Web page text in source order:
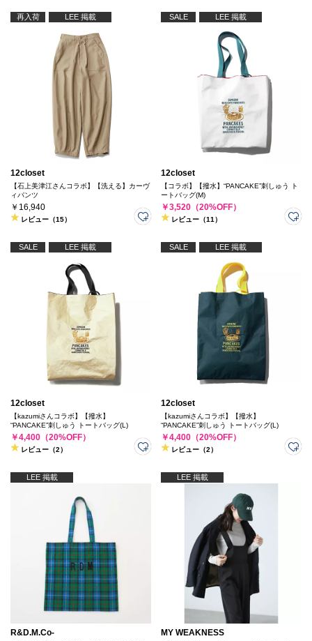
再入荷 LEE 掲載
12closet
【石上美津江さんコラボ】【洗える】カーヴ
ィパンツ
￥16,940
レビュー（15）
SALE LEE 掲載
12closet
【コラボ】【撥水】“PANCAKE”刺しゅう ト
ートバッグ(M)
￥3,520（20%OFF）
レビュー（11）
SALE LEE 掲載
12closet
【kazumiさんコラボ】【撥水】
“PANCAKE”刺しゅう トートバッグ(L)
￥4,400（20%OFF）
レビュー（2）
SALE LEE 掲載
12closet
【kazumiさんコラボ】【撥水】
“PANCAKE”刺しゅう トートバッグ(L)
￥4,400（20%OFF）
レビュー（2）
LEE 掲載
R&D.M.Co-
LEE 掲載
MY WEAKNESS